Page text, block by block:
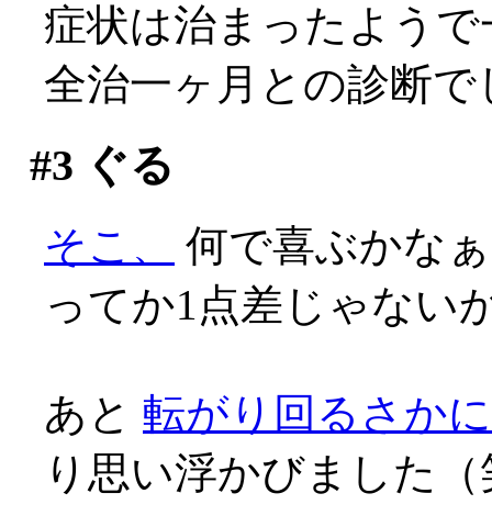
症状は治まったようで
全治一ヶ月との診断で
#3 ぐる
そこ、
何で喜ぶかな
ってか1点差じゃない
あと 転がり回るさか
り思い浮かびました（